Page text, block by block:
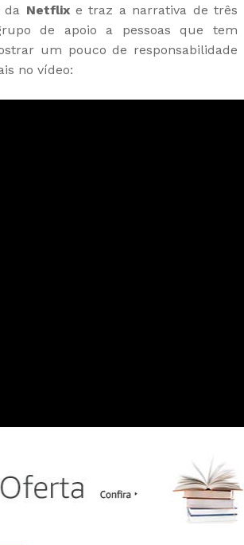
da Netflixe traz a narrativa de três
de apoio a pessoas que tem
um pouco de responsabilidade
no vídeo: